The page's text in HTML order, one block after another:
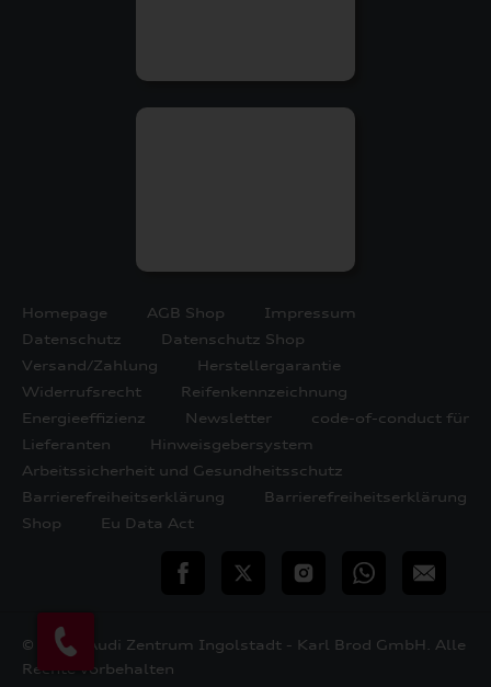
Homepage AGB Shop
Impressum
Datenschutz
Datenschutz Shop
Versand/Zahlung
Herstellergarantie
Widerrufsrecht
Reifenkennzeichnung
Energieeffizienz
Newsletter
code-of-conduct für
Lieferanten
Hinweisgebersystem
Arbeitssicherheit und Gesundheitsschutz
Barrierefreiheitserklärung
Barrierefreiheitserklärung
Shop
Eu Data Act
teilen Twitter InstagramWhatsApp
E-
© 2026 Audi Zentrum Ingolstadt - Karl Brod GmbH. Alle
Rechte vorbehalten